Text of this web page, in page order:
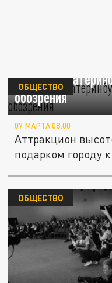
В ЦПКиО
обозрения
ОБЩЕСТВО
07 МАРТА 08:00
Аттракцион
подарком городу
ОБЩЕСТВО